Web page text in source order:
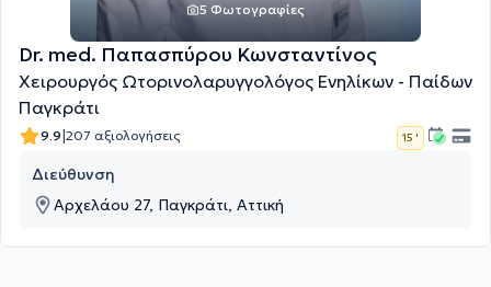
5 Φωτογραφίες
Dr. med. Παπασπύρου Κωνσταντίνος
Χειρουργός Ωτορινολαρυγγολόγος Ενηλίκων - Παίδων
Παγκράτι
9.9|207 αξιολογήσεις 15 '
Διεύθυνση
Αρχελάου 27, Παγκράτι, Αττική